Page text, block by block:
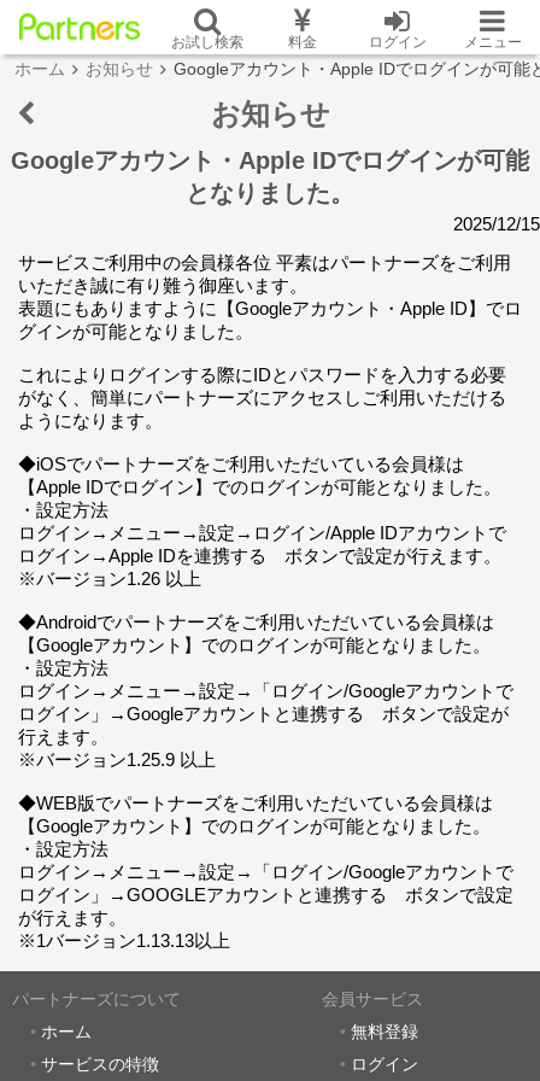
お試し検索 料金 ログイン メニュー
ホーム お知らせ Googleアカウント・Apple IDでログインが可能
お知らせ
Googleアカウント・Apple IDでログインが可能
となりました。
2025/12/15
サービスご利用中の会員様各位 平素はパートナーズをご利用
いただき誠に有り難う御座います。
表題にもありますように【Googleアカウント・Apple ID】でロ
グインが可能となりました。
これによりログインする際にIDとパスワードを入力する必要
がなく、簡単にパートナーズにアクセスしご利用いただける
ようになります。
◆iOSでパートナーズをご利用いただいている会員様は
【Apple IDでログイン】でのログインが可能となりました。
・設定方法
ログイン→メニュー→設定→ログイン/Apple IDアカウントで
ログイン→Apple IDを連携する ボタンで設定が行えます。
※バージョン1.26 以上
◆Androidでパートナーズをご利用いただいている会員様は
【Googleアカウント】でのログインが可能となりました。
・設定方法
ログイン→メニュー→設定→「ログイン/Googleアカウントで
ログイン」→Googleアカウントと連携する ボタンで設定が
行えます。
※バージョン1.25.9 以上
◆WEB版でパートナーズをご利用いただいている会員様は
【Googleアカウント】でのログインが可能となりました。
・設定方法
ログイン→メニュー→設定→「ログイン/Googleアカウントで
ログイン」→GOOGLEアカウントと連携する ボタンで設定
が行えます。
※1バージョン1.13.13以上
パートナーズについて
ホーム
サービスの特徴
会員サービス
無料登録
ログイン